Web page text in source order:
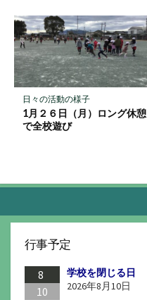
日々の活動の様子
1月２６日（月）ロング休憩
で全校遊び
行事予定
8
10
学校を閉じる日
2026年8月10日